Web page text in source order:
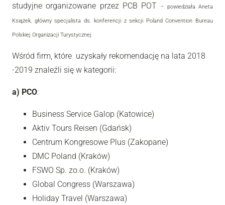
studyjne organizowane przez PCB POT
– powiedziała Aneta
Książek, główny specjalista ds. konferencji z sekcji Poland Convention Bureau
Polskiej Organizacji Turystycznej.
Wśród firm, które uzyskały rekomendację na lata 2018
-2019 znaleźli się w kategorii:
a) PCO:
Business Service Galop (Katowice)
Aktiv Tours Reisen (Gdańsk)
Centrum Kongresowe Plus (Zakopane)
DMC Poland (Kraków)
FSWO Sp. zo.o. (Kraków)
Global Congress (Warszawa)
Holiday Travel (Warszawa)